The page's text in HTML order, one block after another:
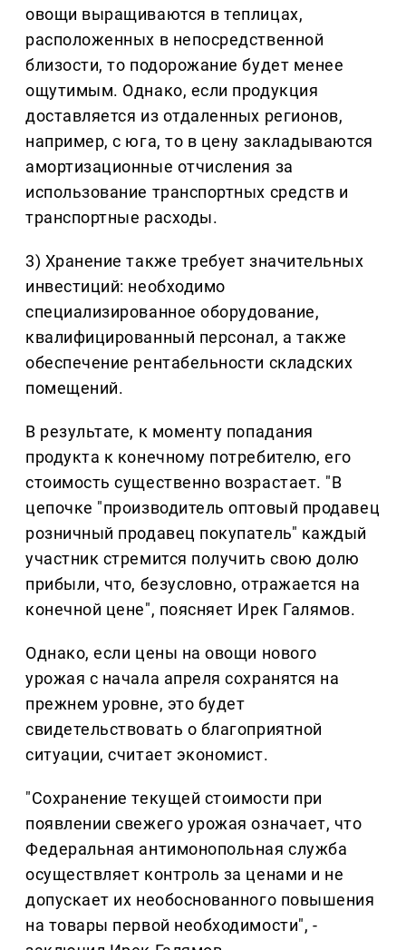
овощи выращиваются в теплицах,
расположенных в непосредственной
близости, то подорожание будет менее
ощутимым. Однако, если продукция
доставляется из отдаленных регионов,
например, с юга, то в цену закладываются
амортизационные отчисления за
использование транспортных средств и
транспортные расходы.
3) Хранение также требует значительных
инвестиций: необходимо
специализированное оборудование,
квалифицированный персонал, а также
обеспечение рентабельности складских
помещений.
В результате, к моменту попадания
продукта к конечному потребителю, его
стоимость существенно возрастает. "В
цепочке "производитель оптовый продавец
розничный продавец покупатель" каждый
участник стремится получить свою долю
прибыли, что, безусловно, отражается на
конечной цене", поясняет Ирек Галямов.
Однако, если цены на овощи нового
урожая с начала апреля сохранятся на
прежнем уровне, это будет
свидетельствовать о благоприятной
ситуации, считает экономист.
"Сохранение текущей стоимости при
появлении свежего урожая означает, что
Федеральная антимонопольная служба
осуществляет контроль за ценами и не
допускает их необоснованного повышения
на товары первой необходимости", -